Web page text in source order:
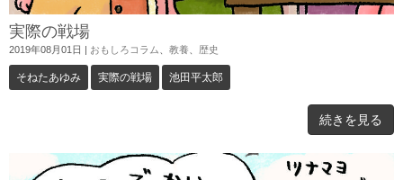
実際の戦場
2019年08月01日 | おもしろコラム 教養 歴史
そねたあゆみ 実際の戦場 池田平太郎
続きを見る